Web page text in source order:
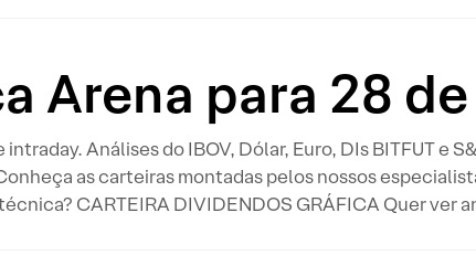
Arena para 28
Análises do IBOV, Dólar, Euro, DIs BITFUT e
as carteiras montadas pelos nossos
CARTEIRA DIVIDENDOS GRÁFICA Quer ver